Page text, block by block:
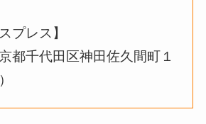
プレス】
京都千代田区神田佐久間町１